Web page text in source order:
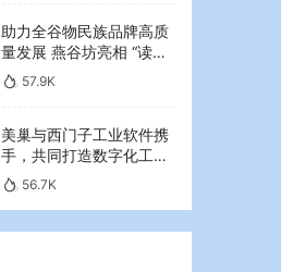
助力全谷物民族品牌高质
量发展 燕谷坊亮相 “读懂
中国”国际会议
57.9K
美巢与西门子工业软件携
手，共同打造数字化工业
新篇章
56.7K